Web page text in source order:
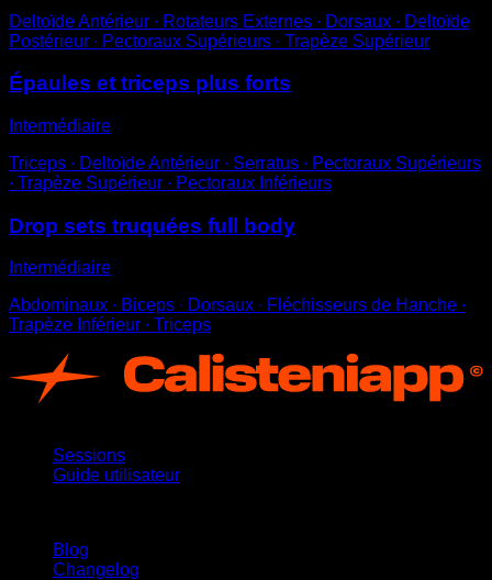
Deltoïde Antérieur ∙ Rotateurs Externes ∙ Dorsaux ∙ Deltoïde
Postérieur ∙ Pectoraux Supérieurs ∙ Trapèze Supérieur
Épaules et triceps plus forts
Intermédiaire
Triceps ∙ Deltoïde Antérieur ∙ Serratus ∙ Pectoraux Supérieurs
∙ Trapèze Supérieur ∙ Pectoraux Inférieurs
Drop sets truquées full body
Intermédiaire
Abdominaux ∙ Biceps ∙ Dorsaux ∙ Fléchisseurs de Hanche ∙
Trapèze Inférieur ∙ Triceps
Sessions
Guide utilisateur
Blog
Changelog